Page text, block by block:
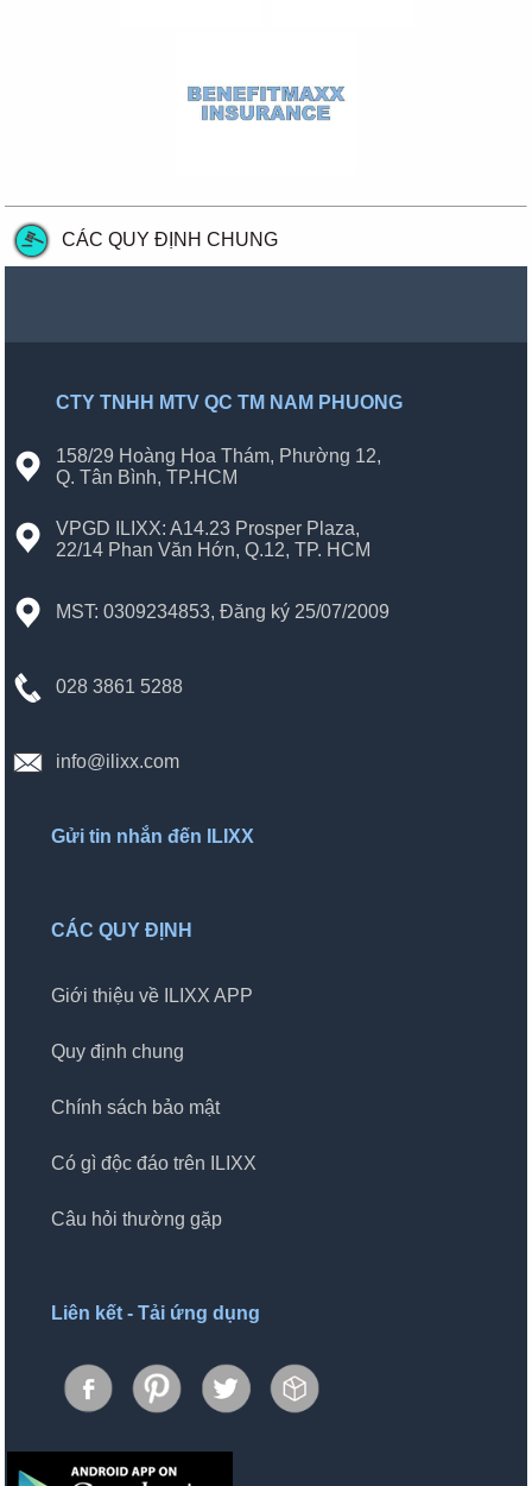
CÁC QUY ĐỊNH CHUNG
CTY TNHH MTV QC TM NAM PHUONG
158/29 Hoàng Hoa Thám, Phường 12,
Q. Tân Bình, TP.HCM
VPGD ILIXX: A14.23 Prosper Plaza,
22/14 Phan Văn Hớn, Q.12, TP. HCM
MST: 0309234853, Đăng ký 25/07/2009
028 3861 5288
info@ilixx.com
Gửi tin nhắn đến ILIXX
CÁC QUY ĐỊNH
Giới thiệu về ILIXX APP
Quy định chung
Chính sách bảo mật
Có gì độc đáo trên ILIXX
Câu hỏi thường gặp
Liên kết - Tải ứng dụng